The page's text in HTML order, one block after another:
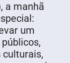
a manhã
um
culturais,